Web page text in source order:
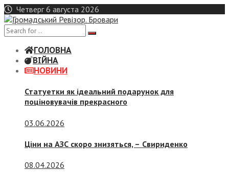
Skip
to
content
Четверг 6 августа 2026
ГОЛОВНА
ВІЙНА
НОВИНИ
Статуетки як ідеальний подарунок для
поціновувачів прекрасного
03.06.2026
Ціни на АЗС скоро знизяться, – Свириденко
08.04.2026